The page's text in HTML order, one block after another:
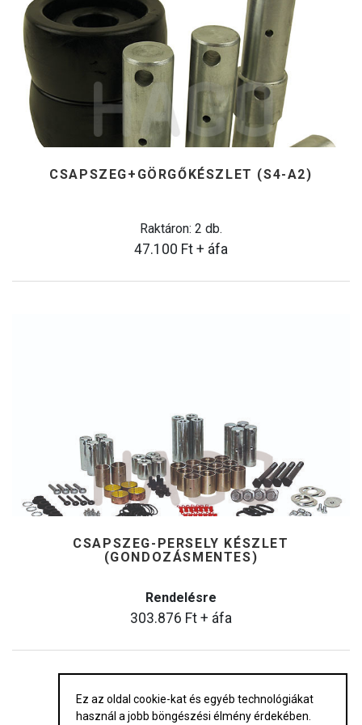
CSAPSZEG+GÖRGŐKÉSZLET (S4-A2)
Raktáron: 2 db.
47.100 Ft + áfa
CSAPSZEG-PERSELY KÉSZLET
(GONDOZÁSMENTES)
Rendelésre
303.876 Ft + áfa
Ez az oldal cookie-kat és egyéb technológiákat
használ a jobb böngészési élmény érdekében.